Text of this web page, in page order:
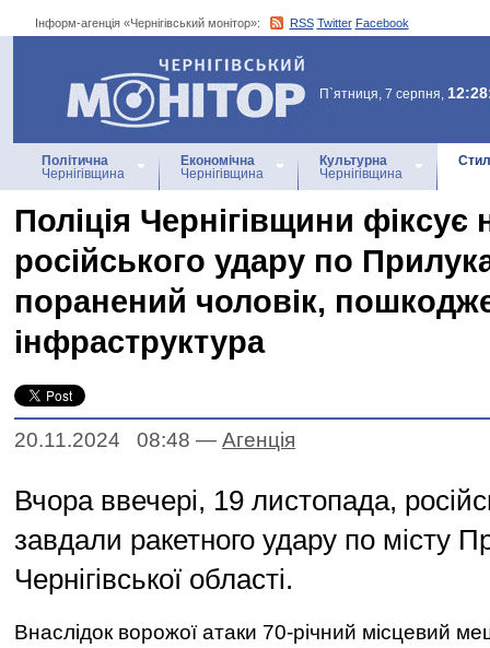
Інформ-агенція «Чернігівський монітор»: RSS Twitter Facebook
Інформ-агенція
«Чернігівський монітор»
П`ятниця, 7 серпня,
Політична
Чернігівщина
Економічна
Чернігівщина
Культурна
Чернігівщина
Поліція Чернігівщини фіксує
російського удару по
поранений чоловік,
інфраструктура
20.11.2024 08:48 — Агенцiя
Вчора ввечері, 19 листопада,
завдали ракетного удару по місту
Чернігівської області.
Внаслідок ворожої атаки 70-річний місцевий